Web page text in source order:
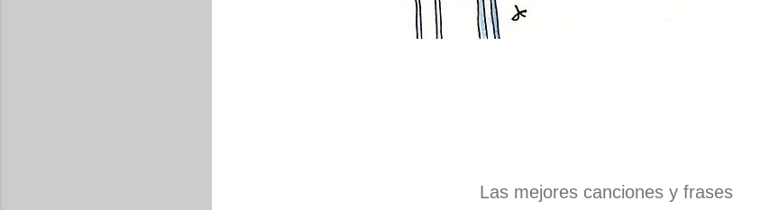
Las mejores canciones y frases